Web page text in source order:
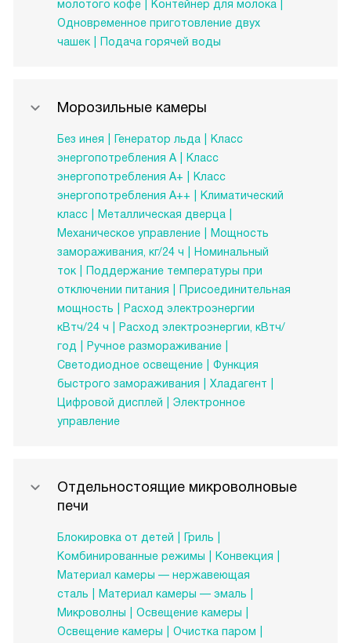
молотого кофе
Контейнер для молока
Одновременное приготовление двух
чашек
Подача горячей воды
Морозильные камеры
Без инея Генератор льда
Класс
энергопотребления A
Класс
энергопотребления А+
Класс
энергопотребления А++
Климатический
класс
Металлическая дверца
Механическое управление
Мощность
замораживания, кг/24 ч
Номинальный
ток
Поддержание температуры при
отключении питания
Присоединительная
мощность
Расход электроэнергии
кВтч/24 ч
Расход электроэнергии, кВтч/
год
Ручное размораживание
Светодиодное освещение
Функция
быстрого замораживания
Хладагент
Цифровой дисплей
Электронное
управление
Отдельностоящие микроволновые
печи
Блокировка от детей
Гриль
Комбинированные режимы
Конвекция
Материал камеры — нержавеющая
сталь
Материал камеры — эмаль
Микроволны
Освещение камеры
Освещение камеры
Очистка паром